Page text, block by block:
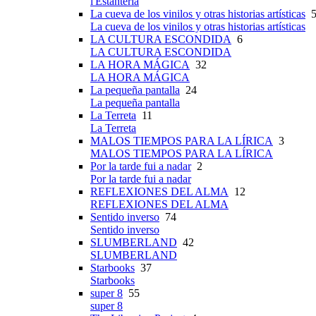
La cueva de los vinilos y otras historias artísticas
La cueva de los vinilos y otras historias artísticas
LA CULTURA ESCONDIDA 6
LA CULTURA ESCONDIDA
LA HORA MÁGICA 32
LA HORA MÁGICA
La pequeña pantalla 24
La pequeña pantalla
La Terreta 11
La Terreta
MALOS TIEMPOS PARA LA LÍRICA 3
MALOS TIEMPOS PARA LA LÍRICA
Por la tarde fui a nadar2
Por la tarde fui a nadar
REFLEXIONES DEL ALMA
12
REFLEXIONES DEL ALMA
Sentido inverso 74
Sentido inverso
SLUMBERLAND 42
SLUMBERLAND
Starbooks 37
Starbooks
super 8 55
super 8